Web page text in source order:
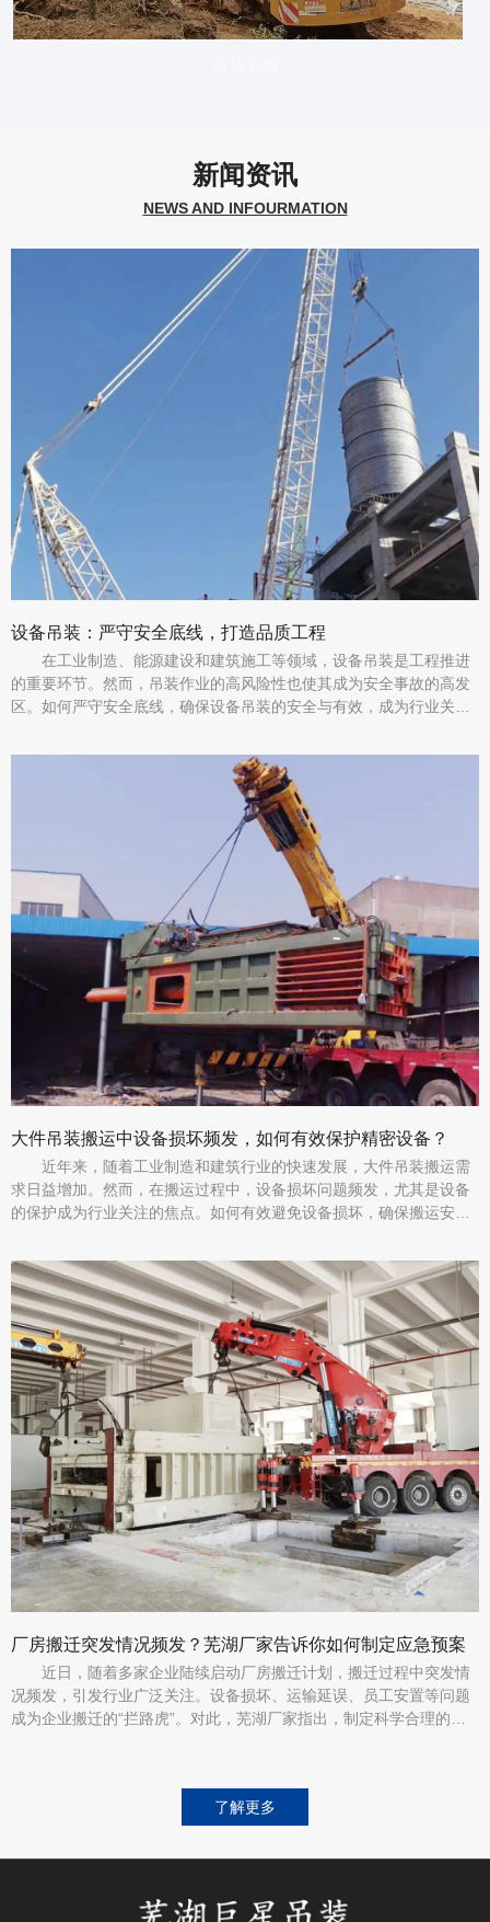
新闻资讯
NEWS AND INFOURMATION
设备吊装：严守安全底线，打造品质工程
在工业制造、能源建设和建筑施工等领域，设备吊装是工程推进
的重要环节。然而，吊装作业的高风险性也使其成为安全事故的高发
区。如何严守安全底线，确保设备吊装的安全与有效，成为行业关注
备吊装的安全与品质双提升。
大件吊装搬运中设备损坏频发，如何有效保护精密设备？
近年来，随着工业制造和建筑行业的快速发展，大件吊装搬运需
求日益增加。然而，在搬运过程中，设备损坏问题频发，尤其是设备
的保护成为行业关注的焦点。如何有效避免设备损坏，确保搬运安
厂房搬迁突发情况频发？芜湖厂家告诉你如何制定应急预案
近日，随着多家企业陆续启动厂房搬迁计划，搬迁过程中突发情
况频发，引发行业广泛关注。设备损坏、运输延误、员工安置等问题
成为企业搬迁的“拦路虎”。对此，芜湖厂家指出，制定科学合理的应
了解更多